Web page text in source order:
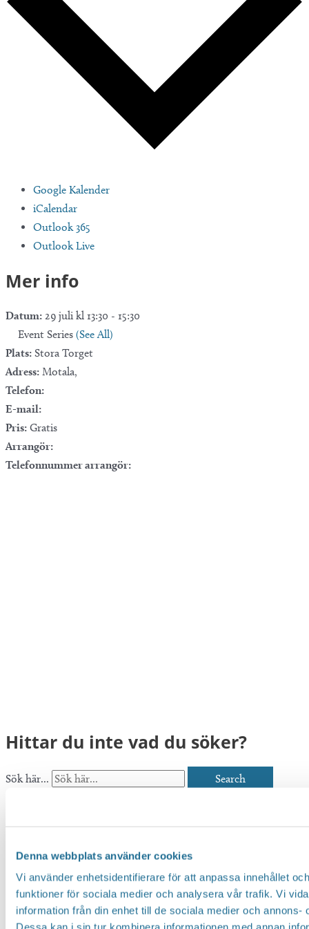
Denna webbplats använder cookies
Vi använder enhetsidentifierare för att anpassa innehållet
funktioner för sociala medier och analysera vår trafik. Vi
information från din enhet till de sociala medier och
Google Kalender
iCalendar
Outlook 365
Outlook Live
Mer info
Datum: 29 juli kl 13:30 - 15:30
Event Series (See All)
Plats: Stora Torget
Adress: Motala,
Telefon:
E-mail:
Pris: Gratis
Arrangör:
Telefonnummer arrangör:
Hittar du inte vad du söker?
Sök här... Search
You can translate this website with Google
Translate. It is important to remember that
the translation is being done by a machine and
not by a person. This means that you can